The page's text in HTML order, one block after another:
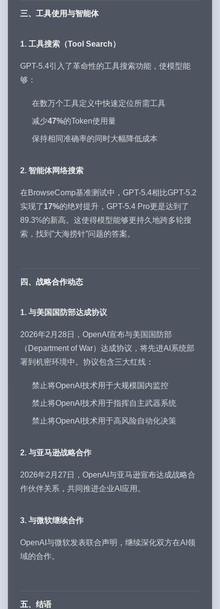
三、工具使用与智能体
1. 工具搜索（Tool Search）
GPT-5.4引入了革命性的工具搜索功能，使模型能
够：
在数万个工具定义中快速定位所需工具
减少47%的Token使用量
保持相同准确率的同时大幅降低成本
2. 智能体网络搜索
在BrowseComp基准测试中，GPT-5.4相比GPT-5.2
实现了17%的绝对提升，GPT-5.4 Pro更是达到了
89.3%的新高。这使得模型能够更持久地跨多轮搜
索，找到”大海捞针”问题的答案。
四、战略合作动态
1. 与美国国防部达成协议
2026年2月28日，OpenAI宣布与美国国防部
（Department of War）达成协议，将先进AI系统部
署到机密环境中。协议包含三大红线：
禁止将OpenAI技术用于大规模国内监控
禁止将OpenAI技术用于指挥自主武器系统
禁止将OpenAI技术用于高风险自动化决策
2. 与亚马逊战略合作
2026年2月27日，OpenAI与亚马逊宣布达成战略合
作伙伴关系，共同推进企业AI应用。
3. 与微软继续合作
OpenAI与微软发表联合声明，继续深化双方在AI领
域的合作。
五、结语